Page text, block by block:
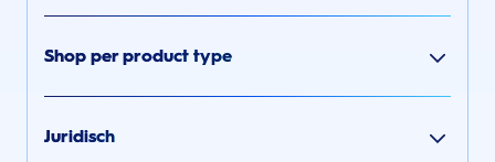
Shop per product type
Juridisch